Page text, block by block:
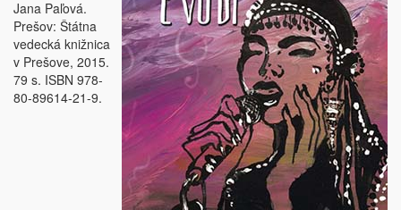
Jana Paľová.
Prešov: Štátna
vedecká knižnica
v Prešove, 2015.
79 s. ISBN 978-
80-89614-21-9.